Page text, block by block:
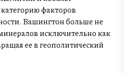
факторов
Вашингтон больше не
исключительно как
ее в геополитический